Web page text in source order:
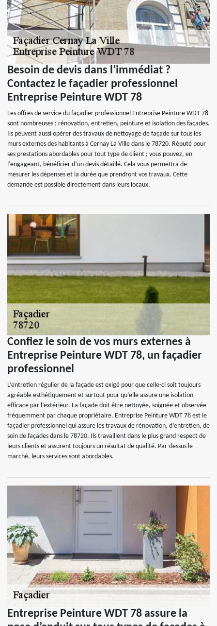
Besoin de devis dans l’immédiat ?
Contactez le façadier professionnel
Entreprise Peinture WDT 78
Les offres de service du façadier professionnel Entreprise Peinture WDT 78
sont nombreuses : rénovation, entretien, peinture et isolation des façades.
Ils peuvent aussi opérer des travaux de nettoyage de façade sur tous les
murs externes des habitants à Cernay La Ville dans le 78720. Réputé pour
ses prestations abordables pour tout type de client ; vous pouvez, en
l’engageant, bénéficier d’un devis détaillé. Cela vous permettra de
mesurer les dépenses et la durée que prendront vos travaux. Cette
demande est possible directement dans leurs locaux.
Confiez le soin de vos murs externes à
Entreprise Peinture WDT 78, un façadier
professionnel
L’entretien régulier de la façade est exigé pour que celle-ci soit toujours
agréable esthétiquement et surtout pour qu’elle assure une isolation
efficace par l’extérieur. La façade doit être nettoyée, soignée et observée
fréquemment par chaque propriétaire. Entreprise Peinture WDT 78 est le
façadier professionnel qui assure les travaux de rénovation, d’entretien, de
soin de façades dans le 78720. Ils travaillent dans le plus grand respect de
leurs clients et assurent toujours un résultat de qualité. Par-dessus le
marché, leurs services sont abordables.
Entreprise Peinture WDT 78 assure la